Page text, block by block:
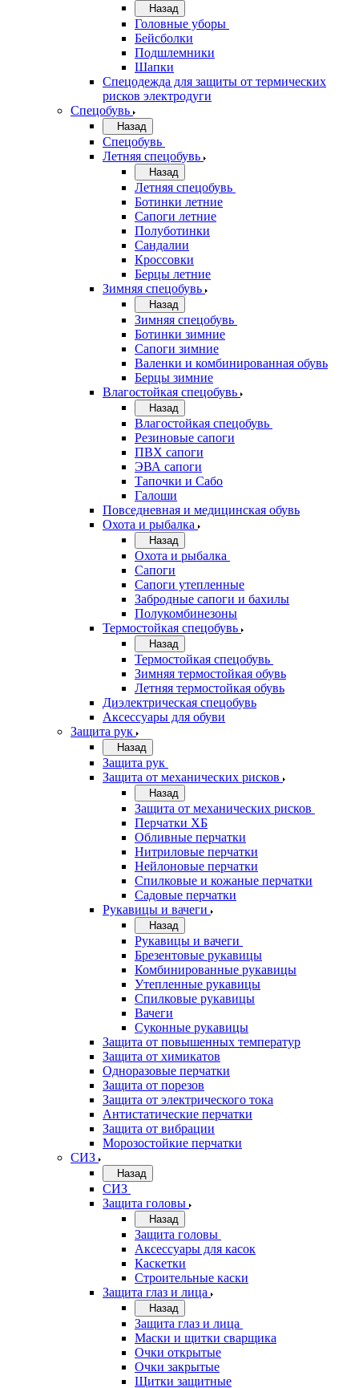
Назад
Головные уборы
Бейсболки
Подшлемники
Шапки
Спецодежда для защиты от термических
рисков электродуги
Спецобувь
Назад
Спецобувь
Летняя спецобувь
Назад
Летняя спецобувь
Ботинки летние
Сапоги летние
Полуботинки
Сандалии
Кроссовки
Берцы летние
Зимняя спецобувь
Назад
Зимняя спецобувь
Ботинки зимние
Сапоги зимние
Валенки и комбинированная обувь
Берцы зимние
Влагостойкая спецобувь
Назад
Влагостойкая спецобувь
Резиновые сапоги
ПВХ сапоги
ЭВА сапоги
Тапочки и Сабо
Галоши
Повседневная и медицинская обувь
Охота и рыбалка
Назад
Охота и рыбалка
Сапоги
Сапоги утепленные
Забродные сапоги и бахилы
Полукомбинезоны
Термостойкая спецобувь
Назад
Термостойкая спецобувь
Зимняя термостойкая обувь
Летняя термостойкая обувь
Диэлектрическая спецобувь
Аксессуары для обуви
Защита рук
Назад
Защита рук
Защита от механических рисков
Назад
Защита от механических рисков
Перчатки ХБ
Обливные перчатки
Нитриловые перчатки
Нейлоновые перчатки
Спилковые и кожаные перчатки
Садовые перчатки
Рукавицы и вачеги
Назад
Рукавицы и вачеги
Брезентовые рукавицы
Комбинированные рукавицы
Утепленные рукавицы
Спилковые рукавицы
Вачеги
Суконные рукавицы
Защита от повышенных температур
Защита от химикатов
Одноразовые перчатки
Защита от порезов
Защита от электрического тока
Антистатические перчатки
Защита от вибрации
Морозостойкие перчатки
СИЗ
Назад
СИЗ
Защита головы
Назад
Защита головы
Аксессуары для касок
Каскетки
Строительные каски
Защита глаз и лица
Назад
Защита глаз и лица
Маски и щитки сварщика
Очки открытые
Очки закрытые
Щитки защитные